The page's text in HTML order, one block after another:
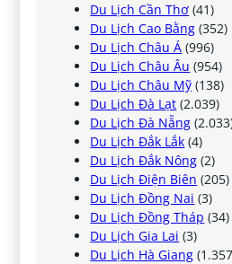
Du Lịch Cần Thơ (41)
Du Lịch Cao Bằng (352)
Du Lịch Châu Á (996)
Du Lịch Châu Âu (954)
Du Lịch Châu Mỹ (138)
Du Lịch Đà Lạt (2.039)
Du Lịch Đà Nẵng
Du Lịch Đắk Lắk (4)
Du Lịch Đắk Nông (2)
Du Lịch Điện Biên (205)
Du Lịch Đồng Nai (3)
Du Lịch Đồng Tháp (34)
Du Lịch Gia Lai (3)
Du Lịch Hà Giang